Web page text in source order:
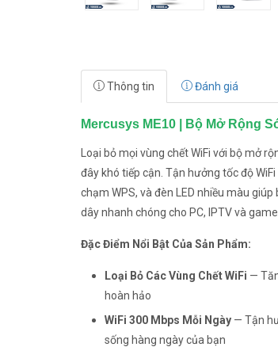
Thông tin Đánh giá
Mercusys ME10 | Bộ Mở Rộng
Loại bỏ mọi vùng chết WiFi với bộ mở
đây khó tiếp cận. Tận hưởng tốc độ
chạm WPS, và đèn LED nhiều màu
dây nhanh chóng cho PC, IPTV và
Đặc Điểm Nổi Bật Của Sản Phẩm:
Loại Bỏ Các Vùng Chết WiFi —
hoàn hảo
WiFi 300 Mbps Mỗi Ngày — Tận
sống hàng ngày của bạn